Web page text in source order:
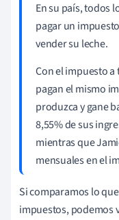
En su país, todos
pagar un
vender su leche.
Con el impuesto
pagan el mismo
produzca y gane
8,55% de sus
mientras que
mensuales en el
Si comparamos lo
impuestos, podemos